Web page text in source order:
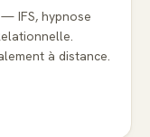
IFS, hypnose
à distance.